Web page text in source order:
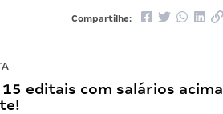
Compartilhe:
editais com salários acima